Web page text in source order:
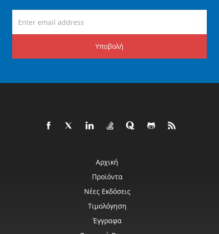
Υποβολή
Αρχική
Προϊόντα
Νέες Εκδόσεις
Τιμολόγηση
Έγγραφα